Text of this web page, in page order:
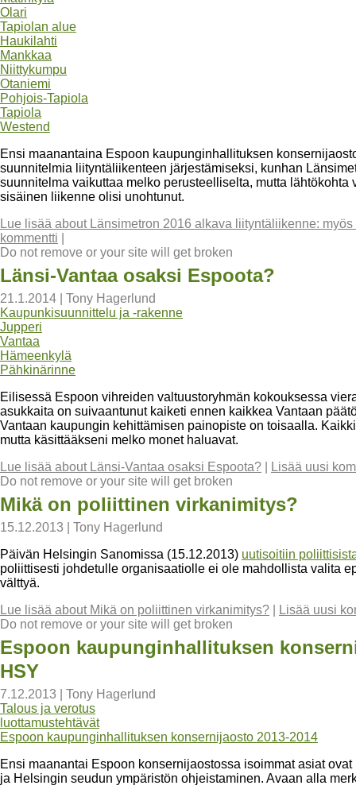
Olari
Tapiolan alue
Haukilahti
Mankkaa
Niittykumpu
Otaniemi
Pohjois-Tapiola
Tapiola
Westend
Ensi maanantaina Espoon kaupunginhallituksen
suunnitelmia liityntäliikenteen järjestämiseksi, kunhan
suunnitelma vaikuttaa melko perusteelliselta, mutta
sisäinen liikenne olisi unohtunut.
Lue lisää about Länsimetron 2016 alkava liityntäliikenne:
kommentti
Do not remove or your site will get broken
Länsi-Vantaa osaksi Espoota?
21.1.2014
Tony Hagerlund
Kaupunkisuunnittelu ja -rakenne
Jupperi
Vantaa
Hämeenkylä
Pähkinärinne
Eilisessä Espoon vihreiden valtuustoryhmän kokouksessa
asukkaita on suivaantunut kaiketi ennen kaikkea Vantaan
Vantaan kaupungin kehittämisen painopiste on toisaalla.
mutta käsittääkseni melko monet haluavat.
Lue lisää about Länsi-Vantaa osaksi Espoota?
Lisää uusi
Do not remove or your site will get broken
Mikä on poliittinen virkanimitys?
15.12.2013
Tony Hagerlund
Päivän Helsingin Sanomissa (15.12.2013) uutisoitiin
poliittisesti johdetulle organisaatiolle ei ole mahdollista valita
välttyä.
Lue lisää about Mikä on poliittinen virkanimitys?
Lisää uusi
Do not remove or your site will get broken
Espoon kaupunginhallituksen
HSY
7.12.2013
Tony Hagerlund
Talous ja verotus
luottamustehtävät
Espoon kaupunginhallituksen konsernijaosto 2013-2014
Ensi maanantai Espoon konsernijaostossa isoimmat asiat
ja Helsingin seudun ympäristön ohjeistaminen. Avaan alla